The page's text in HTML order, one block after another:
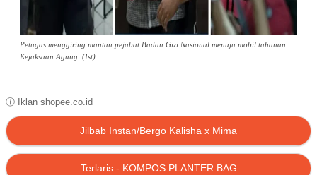
Petugas menggiring mantan pejabat Badan Gizi Nasional menuju mobil tahanan
Kejaksaan Agung. (Ist)
ⓘ Iklan shopee.co.id
Jilbab Instan/Bergo Kalisha x Mima
Terlaris - KOMPOS PLANTER BAG